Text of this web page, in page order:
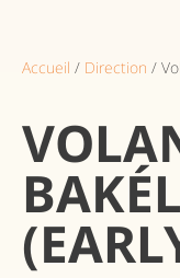
Accueil / Direction /